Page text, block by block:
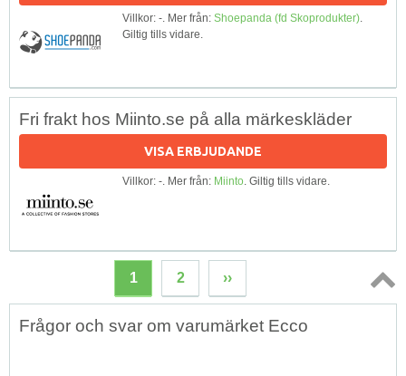
Villkor: -. Mer från: Shoepanda (fd Skoprodukter).
Giltig tills vidare.
Fri frakt hos Miinto.se på alla märkeskläder
VISA ERBJUDANDE
Villkor: -. Mer från: Miinto. Giltig tills vidare.
1 2 ››
Topp
Frågor och svar om varumärket Ecco